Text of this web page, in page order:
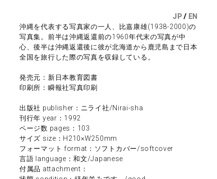
JP / EN
沖縄を代表する写真家の一人、比嘉康雄(1938-2000)の
写真集。前半は沖縄返還前の1960年代末の写真が中
心、後半は沖縄返還後に彼が北海道から鹿児島まで日本
全国を旅行した際の写真を収録している。
発売元：新日本教育図書
印刷所：瞬報社写真印刷
出版社 publisher：ニライ社/Nirai-sha
刊行年 year：1992
ページ数 pages：103
サイズ size：H210×W250mm
フォーマット format：ソフトカバー/softcover
言語 language：和文/Japanese
付属品 attachment：